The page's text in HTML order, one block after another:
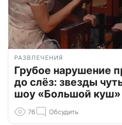
РАЗВЛЕЧЕНИЯ
Грубое нарушение
до слёз: звезды
шоу «Большой куш»
76 Обсудить